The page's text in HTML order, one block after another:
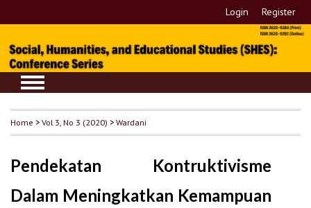
Login Register
Home >Vol 3, No 3 (2020) >Wardani
Pendekatan Kontruktivisme
Dalam Meningkatkan Kemampuan